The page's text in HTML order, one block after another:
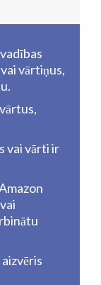
vārtiņus,
vai vārti ir